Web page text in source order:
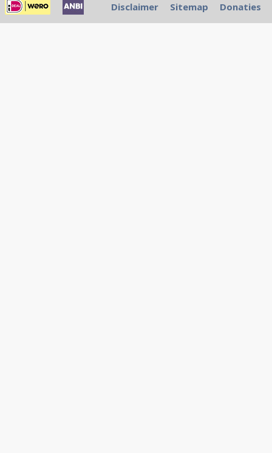
Disclaimer Sitemap Donaties